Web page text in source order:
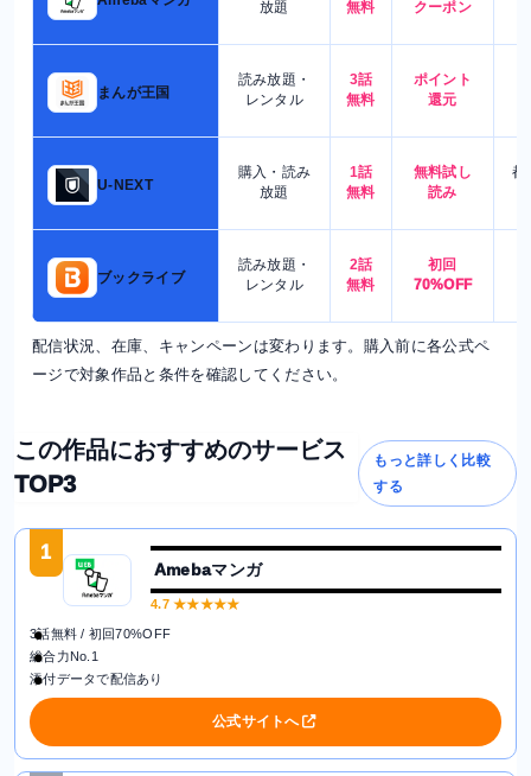
放題
無料
クーポン
まんが王国
読み放題・
レンタル
3話
無料
ポイント
還元
U-NEXT
購入・読み
放題
1話
無料
無料試し
読み
都
ブックライブ
読み放題・
レンタル
2話
無料
初回
70%OFF
配信状況、在庫、キャンペーンは変わります。購入前に各公式ペ
ージで対象作品と条件を確認してください。
この作品におすすめのサービス
TOP3
もっと詳しく比較
する
1
Amebaマンガ
4.7★★★★★
3話無料 / 初回70%OFF
総合力No.1
添付データで配信あり
公式サイトへ